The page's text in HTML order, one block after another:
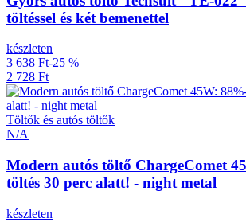
töltéssel és két bemenettel
készleten
3 638 Ft-25 %
2 728 Ft
Töltők és autós töltők
N/A
Modern autós töltő ChargeComet
töltés 30 perc alatt! - night metal
készleten